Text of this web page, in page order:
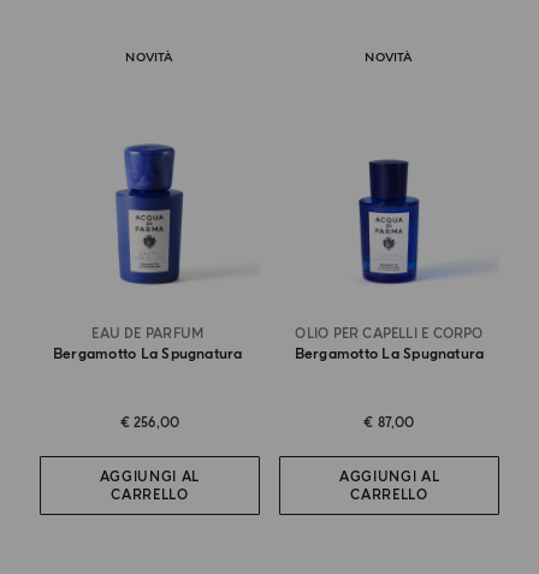
NOVITÀ
EAU DE PARFUM
Bergamotto La Spugnatura
€ 256,00
AGGIUNGI AL
CARRELLO
NOVITÀ
OLIO PER CAPELLI E CORPO
Bergamotto La Spugnatura
€ 87,00
AGGIUNGI AL
CARRELLO